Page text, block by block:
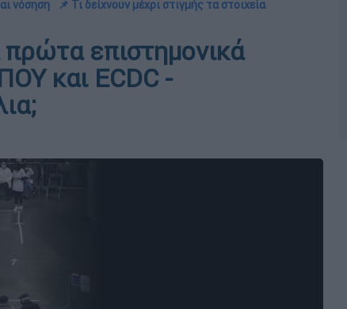
νόσηση
📌 Τι δείχνουν μέχρι στιγμής τα στοιχεία
επιστημονικά
και ECDC -